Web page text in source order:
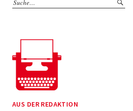
AUS DER REDAKTION